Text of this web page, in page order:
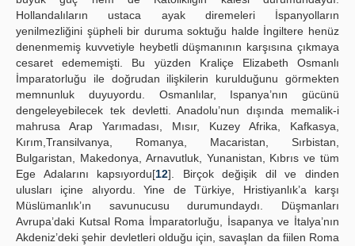
Hollandalıların ustaca ayak diremeleri İspanyolların
yenilmezliğini şüpheli bir duruma soktuğu halde İngiltere henüz
denenmemiş kuvvetiyle heybetli düşmanının karşısına çıkmaya
cesaret edememişti. Bu yüzden Kraliçe Elizabeth Osmanlı
İmparatorluğu ile doğrudan ilişkilerin kurulduğunu görmekten
memnunluk duyuyordu. Osmanlılar, Ispanya’nın gücünü
dengeleyebilecek tek devletti. Anadolu’nun dışında memalik-i
mahrusa Arap Yarımadası, Mısır, Kuzey Afrika, Kafkasya,
Kırım,Transilvanya, Romanya, Macaristan, Sırbistan,
Bulgaristan, Makedonya, Arnavutluk, Yunanistan, Kıbrıs ve tüm
Ege Adalarını kapsıyordu[12]. Birçok değişik dil ve dinden
ulusları içine alıyordu. Yine de Türkiye, Hristiyanlık’a karşı
Müslümanlık’ın savunucusu durumundaydı. Düşmanları
Avrupa’daki Kutsal Roma İmparatorluğu, İsapanya ve İtalya’nın
Akdeniz’deki şehir devletleri olduğu için, savaşlan da fiilen Roma